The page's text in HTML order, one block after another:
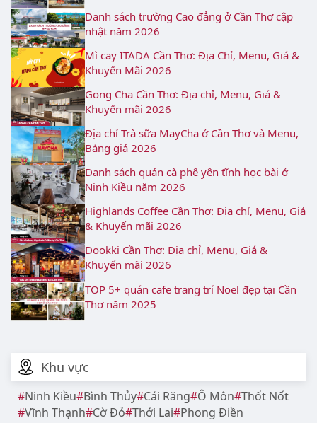
Khu vực
Ninh Kiều Bình Thủy Cái Răng Ô Môn Thốt Nốt
Vĩnh Thạnh Cờ Đỏ Thới Lai Phong Điền
Danh sách trường Cao đẳng ở Cần Thơ cập
nhật năm 2026
Mì cay ITADA Cần Thơ: Địa Chỉ, Menu, Giá &
Khuyến Mãi 2026
Gong Cha Cần Thơ: Địa chỉ, Menu, Giá &
Khuyến mãi 2026
Địa chỉ Trà sữa MayCha ở Cần Thơ và Menu,
Bảng giá 2026
Danh sách quán cà phê yên tĩnh học bài ở
Ninh Kiều năm 2026
Highlands Coffee Cần Thơ: Địa chỉ, Menu, Giá
& Khuyến mãi 2026
Dookki Cần Thơ: Địa chỉ, Menu, Giá &
Khuyến mãi 2026
TOP 5+ quán cafe trang trí Noel đẹp tại Cần
Thơ năm 2025